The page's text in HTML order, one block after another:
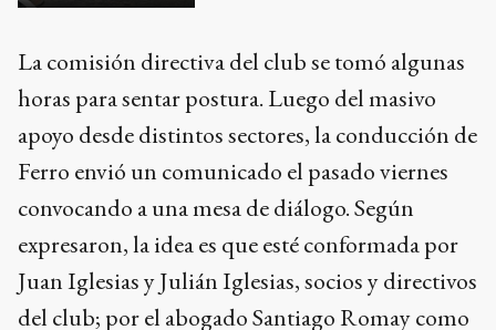
apoyo desde distintos sectores, la conducción de
Ferro envió un comunicado el pasado viernes
convocando a una mesa de diálogo. Según
expresaron, la idea es que esté conformada por
Juan Iglesias y Julián Iglesias, socios y directivos
del club; por el abogado Santiago Romay como
integrante imparcial; dos representantes de la
Biblioteca Salceda y/o La Bullanga y los socios
Juan Alberto Urruty, Jorge Salinas y Diego